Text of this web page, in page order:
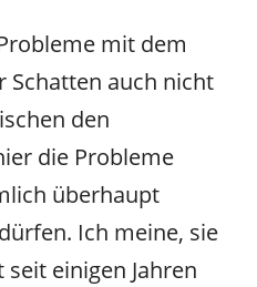
mit dem
Schatten auch nicht
den
die Probleme
überhaupt
Ich meine, sie
einigen Jahren